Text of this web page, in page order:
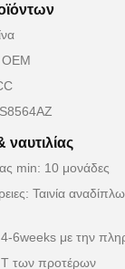
min: 10 μονάδες
Ταινία
6weeks με την
των προτέρων